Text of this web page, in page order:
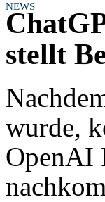
NEWS
stellt
wurde,
OpenAI